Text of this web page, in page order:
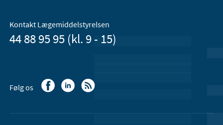
Kontakt Lægemiddelstyrelsen
44 88 95 95 (kl. 9 - 15)
Følg os